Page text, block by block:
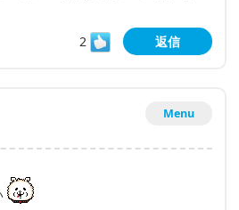
2
返信
Menu